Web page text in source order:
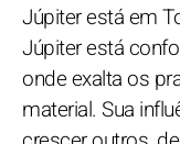
Júpiter está em
Júpiter está
onde exalta os
material. Sua